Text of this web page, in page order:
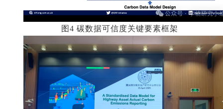
图4 碳数据可信度关键要素框架